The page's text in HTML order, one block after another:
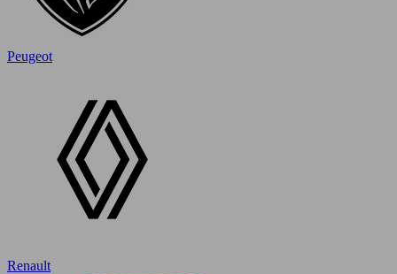
Peugeot
Renault